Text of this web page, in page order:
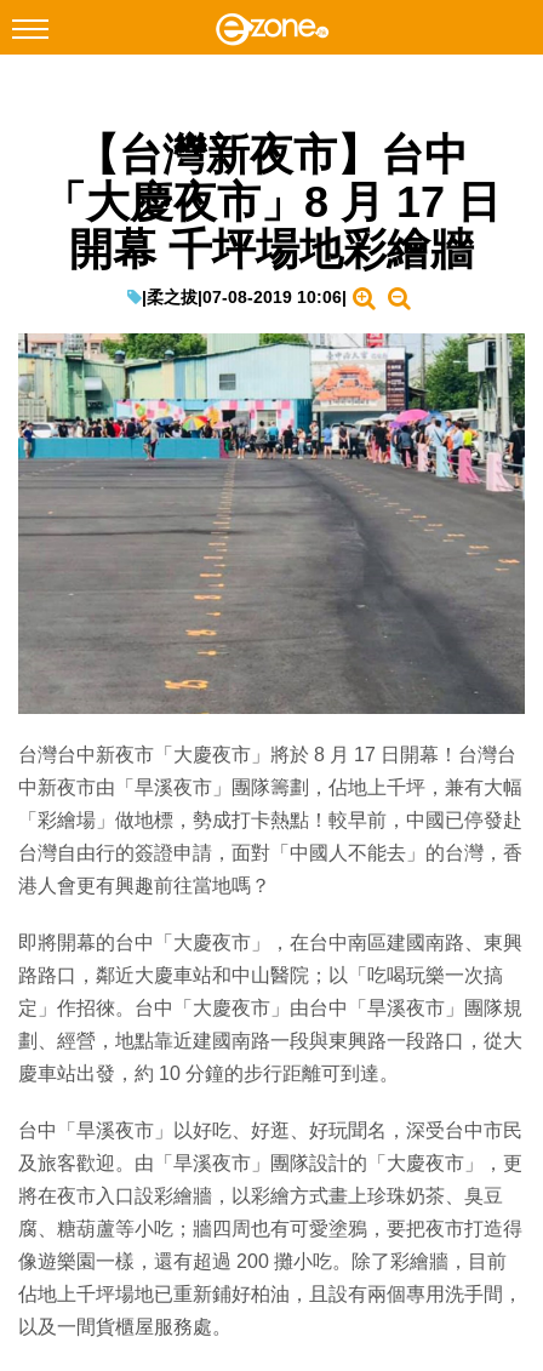
Facebook Instagram
科技焦點
網絡生活
教學評測
EduTech
IT Times
生成式AI與雲端應用
Enterprise Digital Transformation
【台灣新夜市】台中
「大慶夜市」8 月 17 日
開幕 千坪場地彩繪牆
|柔之拔|07-08-2019 10:06|
台灣台中新夜市「大慶夜市」將於 8 月 17 日開幕！台灣台
中新夜市由「旱溪夜市」團隊籌劃，佔地上千坪，兼有大幅
「彩繪場」做地標，勢成打卡熱點！較早前，中國已停發赴
台灣自由行的簽證申請，面對「中國人不能去」的台灣，香
港人會更有興趣前往當地嗎？
即將開幕的台中「大慶夜市」，在台中南區建國南路、東興
路路口，鄰近大慶車站和中山醫院；以「吃喝玩樂一次搞
定」作招徠。台中「大慶夜市」由台中「旱溪夜市」團隊規
劃、經營，地點靠近建國南路一段與東興路一段路口，從大
慶車站出發，約 10 分鐘的步行距離可到達。
台中「旱溪夜市」以好吃、好逛、好玩聞名，深受台中市民
及旅客歡迎。由「旱溪夜市」團隊設計的「大慶夜市」，更
將在夜市入口設彩繪牆，以彩繪方式畫上珍珠奶茶、臭豆
腐、糖葫蘆等小吃；牆四周也有可愛塗鴉，要把夜市打造得
像遊樂園一樣，還有超過 200 攤小吃。除了彩繪牆，目前
佔地上千坪場地已重新鋪好柏油，且設有兩個專用洗手間，
以及一間貨櫃屋服務處。